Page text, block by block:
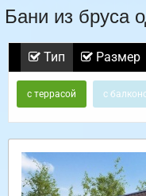
Бани из бруса
Тип Размер
с террасой с